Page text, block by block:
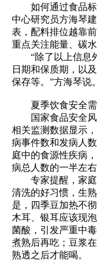
如何通过食品标
中心研究员方海琴
表，配料排位越靠
重点关注能量、碳
“除了以上信息外
日期和保质期，以
保存等。”方海琴说。
夏季饮食安全
国家食品安全风
相关监测数据显示
病事件数和发病人
庭中的食源性疾病
病总人数的一半左右
专家提醒，家庭
清洗的好习惯，生
是，四季豆加热不
木耳、银耳应该现
菌酸，引发严重中
煮熟后再吃；豆浆
熟透之后才能喝。